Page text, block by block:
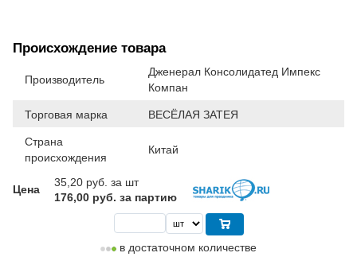
Происхождение товара
Производитель
Дженерал Консолидатед Импекс
Компан
Торговая марка ВЕСЁЛАЯ ЗАТЕЯ
Страна
происхождения
Китай
Цена
35,20 руб. за шт
176,00 руб. за партию
в достаточном количестве